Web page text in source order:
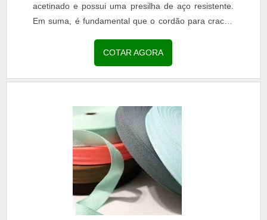
acetinado e possui uma presilha de aço resistente.
Em suma, é fundamental que o cordão para crachá
qualidade, o que garante que tenha longa vida útil.
Aliás, a tinta utilizada para a impressão não deve
dissolver com o suor do corpo. MAIS SOBRE
oferece diversas op.
COTAR AGORA